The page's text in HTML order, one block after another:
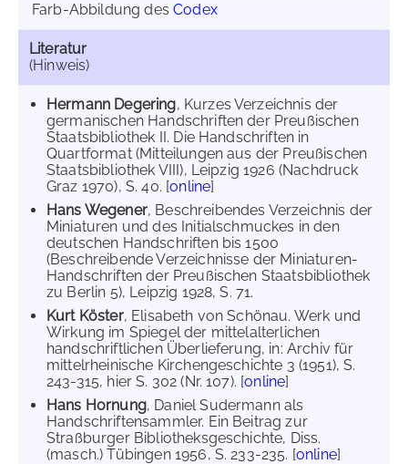
Farb-Abbildung desCodex
Literatur
(Hinweis)
Hermann Degering, Kurzes Verzeichnis der
germanischen Handschriften der Preußischen
Staatsbibliothek II. Die Handschriften in
Quartformat (Mitteilungen aus der Preußischen
Staatsbibliothek VIII), Leipzig 1926 (Nachdruck
Graz 1970), S. 40. [online]
Hans Wegener, Beschreibendes Verzeichnis der
Miniaturen und des Initialschmuckes in den
deutschen Handschriften bis 1500
(Beschreibende Verzeichnisse der Miniaturen-
Handschriften der Preußischen Staatsbibliothek
zu Berlin 5), Leipzig 1928, S. 71.
Kurt Köster, Elisabeth von Schönau. Werk und
Wirkung im Spiegel der mittelalterlichen
handschriftlichen Überlieferung, in: Archiv für
mittelrheinische Kirchengeschichte 3 (1951), S.
243-315, hier S. 302 (Nr. 107). [online]
Hans Hornung, Daniel Sudermann als
Handschriftensammler. Ein Beitrag zur
Straßburger Bibliotheksgeschichte, Diss.
(masch.) Tübingen 1956, S. 233-235. [online]